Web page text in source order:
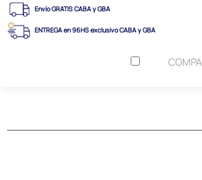
Envío GRATIS CABA y GBA
ENTREGA en 96HS exclusivo CABA y GBA